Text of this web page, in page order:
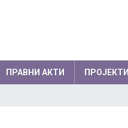
ПРАВНИ АКТИ ПРОЈЕКТИ